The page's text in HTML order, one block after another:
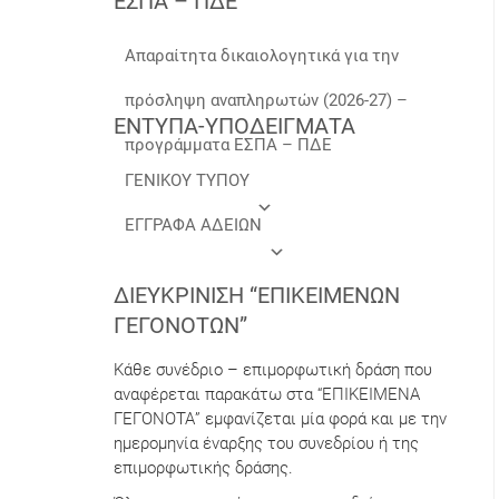
Απαραίτητα δικαιολογητικά για την
πρόσληψη αναπληρωτών (2026-27) –
προγράμματα ΕΣΠΑ – ΠΔΕ
ΕΝΤΥΠΑ-ΥΠΟΔΕΙΓΜΑΤΑ
ΓΕΝΙΚΟΥ ΤΥΠΟΥ
ΕΓΓΡΑΦΑ ΑΔΕΙΩΝ
ΔΙΕΥΚΡΊΝΙΣΗ “ΕΠΙΚΕΊΜΕΝΩΝ
ΓΕΓΟΝΌΤΩΝ”
Κάθε συνέδριο – επιμορφωτική δράση που
αναφέρεται παρακάτω στα “ΕΠΙΚΕΙΜΕΝΑ
ΓΕΓΟΝΟΤΑ” εμφανίζεται μία φορά και με την
ημερομηνία έναρξης του συνεδρίου ή της
επιμορφωτικής δράσης.